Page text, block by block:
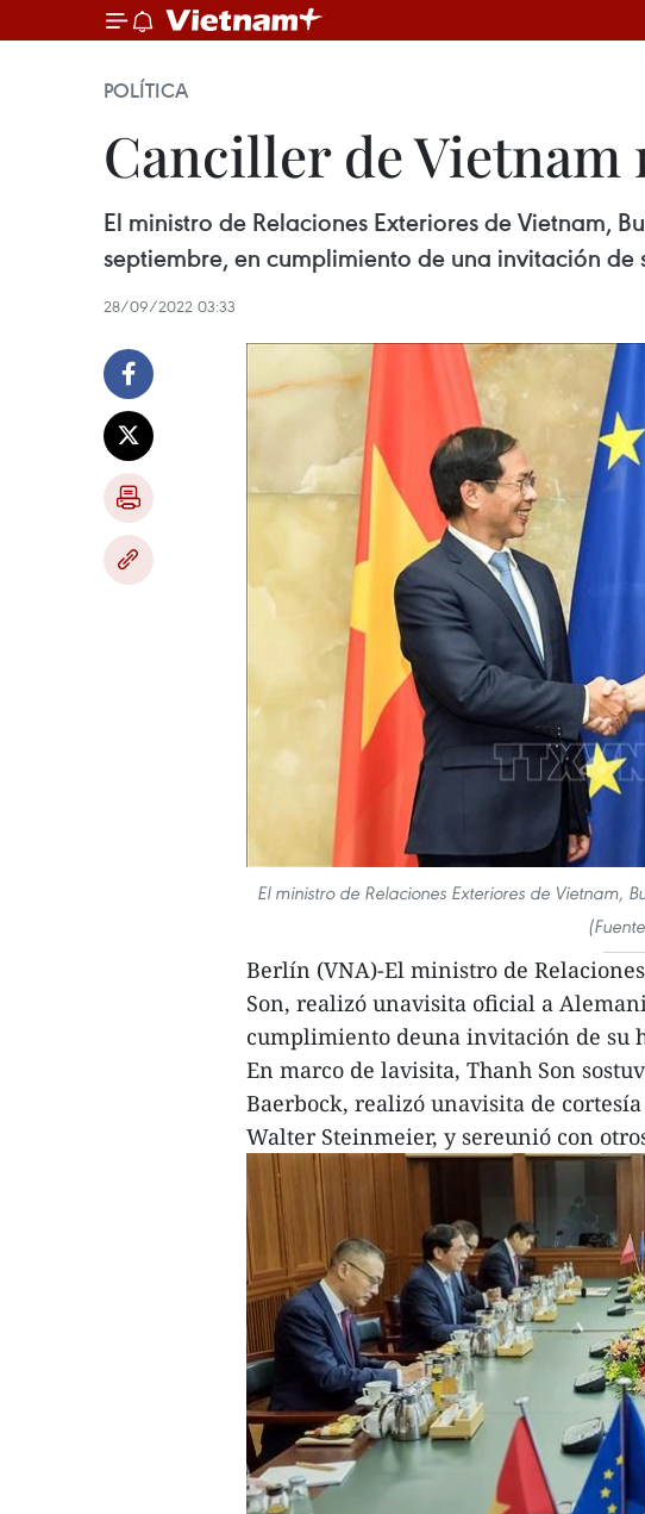
POLÍTICA
Canciller de
El ministro de Relaciones Exteriores de Vietnam,
septiembre, en cumplimiento de una invitación
28/09/2022 03:33
El ministro de Relaciones Exteriores de Vietnam,
Berlín (VNA)-El ministro de
Son, realizó unavisita oficial a
cumplimiento deuna invitación de su
En marco de lavisita, Thanh Son
Baerbock, realizó unavisita de
Walter Steinmeier, y sereunió con